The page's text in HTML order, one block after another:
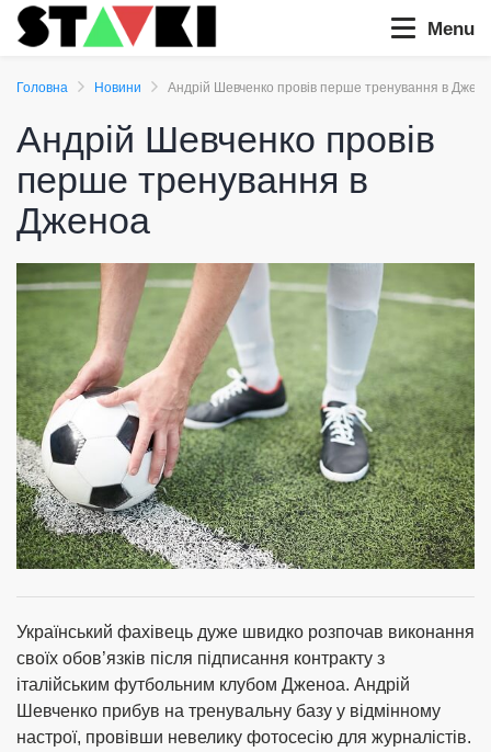
Menu
Головна Новини Андрій Шевченко провів перше тренування в
Андрій Шевченко провів
перше тренування в
Дженоа
Український фахівець дуже швидко розпочав виконання
своїх обов’язків після підписання контракту з
італійським футбольним клубом Дженоа. Андрій
Шевченко прибув на тренувальну базу у відмінному
настрої, провівши невелику фотосесію для журналістів.